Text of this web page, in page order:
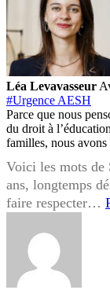
Léa Levavasseur
#Urgence AESH
Parce que nous
du droit à
familles, nous
Voici les mots
ans, longtemps
faire respecter…